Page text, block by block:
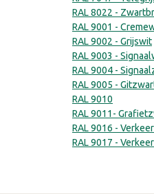
RAL 8022 -
RAL 9001 -
RAL 9002 - Grijswit
RAL 9003 -
RAL 9004 -
RAL 9005 -
RAL 9010
RAL 9011-
RAL 9016 -
RAL 9017 -